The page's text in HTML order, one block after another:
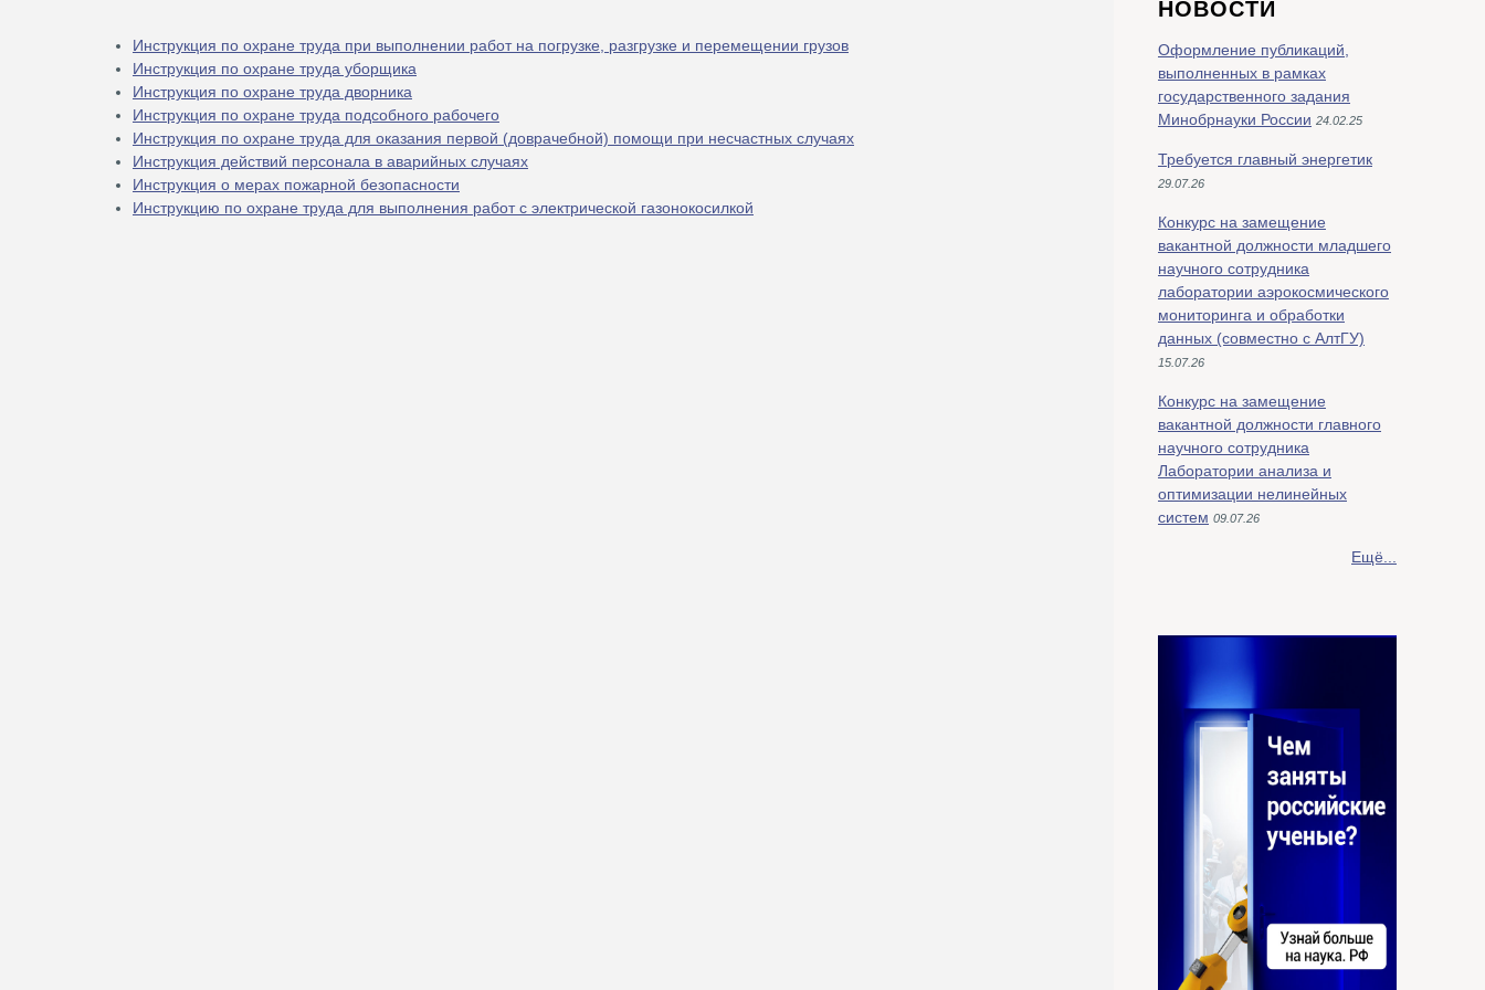
Инструкция по охране труда при выполнении работ на погрузке, разгрузке и перемещении грузов
Инструкция по охране труда уборщика
Инструкция по охране труда дворника
Инструкция по охране труда подсобного рабочего
Инструкция по охране труда для оказания первой (доврачебной) помощи при несчастных случаях
Инструкция действий персонала в аварийных случаях
Инструкция о мерах пожарной безопасности
Инструкцию по охране труда для выполнения работ с электрической газонокосилкой
НОВОСТИ
Оформление публикаций,
выполненных в рамках
государственного задания
Минобрнауки России 24.02.25
Требуется главный энергетик
29.07.26
Конкурс на замещение
вакантной должности младшего
научного сотрудника
лаборатории аэрокосмического
мониторинга и обработки
данных (совместно с АлтГУ)
15.07.26
Конкурс на замещение
вакантной должности главного
научного сотрудника
Лаборатории анализа и
оптимизации нелинейных
систем 09.07.26
Ещё...